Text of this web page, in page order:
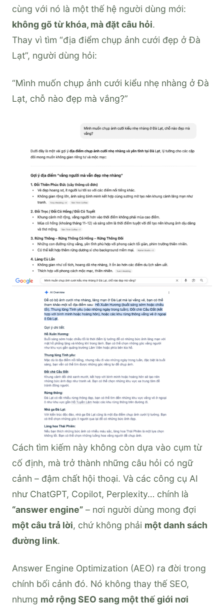
cùng với nó là một thế hệ người dùng mới:
không gõ từ khóa, mà đặt câu hỏi.
Thay vì tìm “địa điểm chụp ảnh cưới đẹp ở Đà
Lạt”, người dùng hỏi:
“Mình muốn chụp ảnh cưới kiểu nhẹ nhàng ở Đà
Lạt, chỗ nào đẹp mà vắng?”
Cách tìm kiếm này không còn dựa vào cụm từ
cố định, mà trở thành những câu hỏi có ngữ
cảnh – đậm chất hội thoại. Và các công cụ AI
như ChatGPT, Copilot, Perplexity… chính là
“answer engine” – nơi người dùng mong đợi
một câu trả lời, chứ không phải một danh sách
đường link.
Answer Engine Optimization (AEO) ra đời trong
chính bối cảnh đó. Nó không thay thế SEO,
nhưng mở rộng SEO sang một thế giới nơi